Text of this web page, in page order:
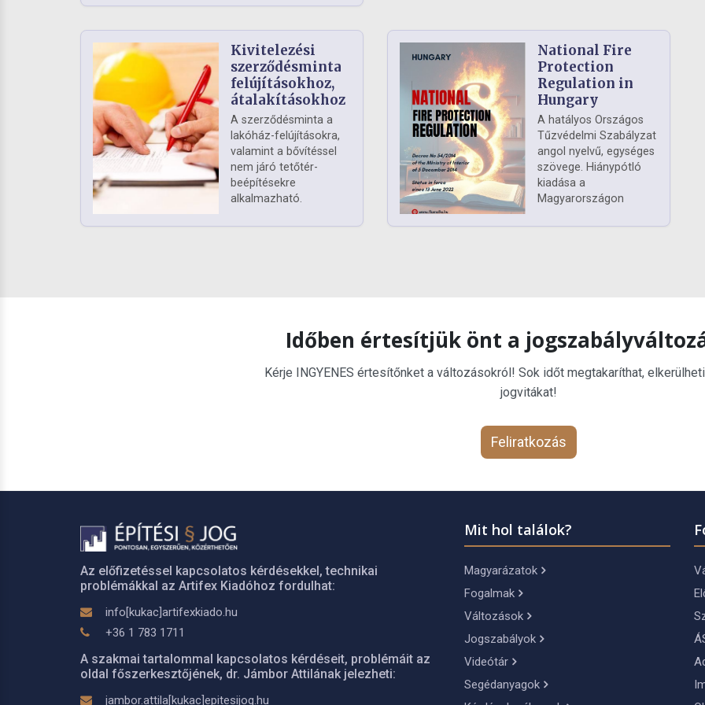
Kivitelezési
szerződésminta
felújításokhoz,
átalakításokhoz
A szerződésminta a
lakóház-felújításokra,
valamint a bővítéssel
nem járó tetőtér-
beépítésekre
alkalmazható.
National Fire
Protection
Regulation in
Hungary
A hatályos Országos
Tűzvédelmi Szabályzat
angol nyelvű, egységes
szövege. Hiánypótló
kiadása a
Magyarországon
Időben értesítjük önt a
Kérje INGYENES értesítőnket a változásokról! Sok időt megtakaríthat,
jogvitákat!
Feliratkozás
Az előfizetéssel kapcsolatos kérdésekkel, technikai
problémákkal az Artifex Kiadóhoz fordulhat:
info[kukac]artifexkiado.hu
+36 1 783 1711
A szakmai tartalommal kapcsolatos kérdéseit, problémáit az
oldal főszerkesztőjének, dr. Jámbor Attilának jelezheti:
jambor.attila[kukac]epitesijog.hu
Mit hol találok?
Magyarázatok
Fogalmak
Változások
Jogszabályok
Videótár
Segédanyagok